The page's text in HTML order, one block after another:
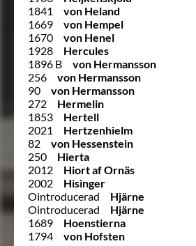
1841
von Heland
1669
von Hempel
1670
von Henel
1928
Hercules
1896 B
von Hermansson
256
von Hermansson
90
von Hermansson
272
Hermelin
1853
Hertell
2021
Hertzenhielm
82
von Hessenstein
250
Hierta
2012
Hiort af Ornäs
2002
Hisinger
Ointroducerad
Hjärne
Ointroducerad
Hjärne
1689
Hoenstierna
1794
von Hofsten